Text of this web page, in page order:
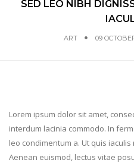
SED LEO NIBH
ART 09
Lorem ipsum dolor sit amet,
interdum lacinia commodo. In
leo condimentum a. Ut quis
Aenean euismod, lectus vitae